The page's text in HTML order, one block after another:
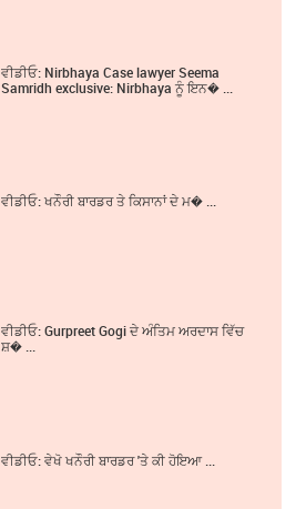
ਵੀਡੀਓ: Nirbhaya Case lawyer Seema
Samridh exclusive: Nirbhaya ਨੂੰ ਇਨ� ...
ਵੀਡੀਓ: ਖਨੌਰੀ ਬਾਰਡਰ ਤੇ ਕਿਸਾਨਾਂ ਦੇ ਮ� ...
ਵੀਡੀਓ: Gurpreet Gogi ਦੇ ਅੰਤਿਮ ਅਰਦਾਸ ਵਿੱਚ
ਸ਼� ...
ਵੀਡੀਓ: ਵੇਖੋ ਖਨੌਰੀ ਬਾਰਡਰ 'ਤੇ ਕੀ ਹੋਇਆ ...